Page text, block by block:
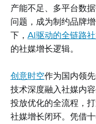
产能不足、多平台数
问题，成为制约品牌
下， AI驱动的全链路
的社媒增长逻辑。
创意时空作为国内领
技术深度融入社媒内
投放优化的全流程，
社媒增长闭环。凭借